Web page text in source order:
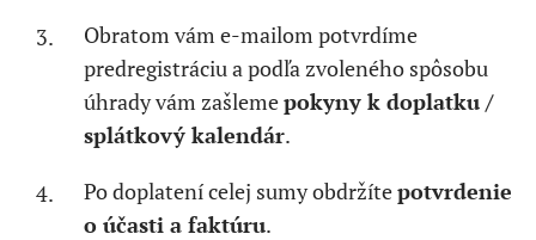
Obratom vám e-mailom potvrdíme
predregistráciu a podľa zvoleného spôsobu
úhrady vám zašlemepokyny k doplatku /
splátkový kalendár.
Po doplatení celej sumy obdržítepotvrdenie
o účasti a faktúru.